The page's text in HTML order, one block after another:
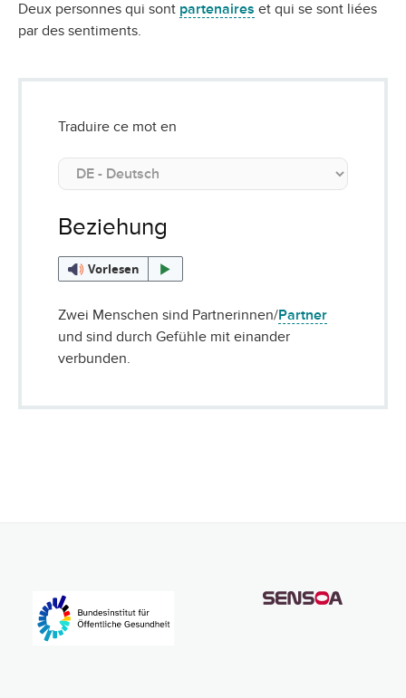
Deux personnes qui sont partenaires et qui se sont liées
par des sentiments.
Traduire ce mot en
Beziehung
Vorlesen
Zwei Menschen sind Partnerinnen/Partner
und sind durch Gefühle mit einander
verbunden.